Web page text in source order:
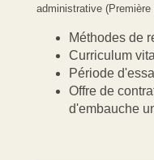
administrative (Première
Méthodes de
Curriculum
Période
Offre de
d'embauche